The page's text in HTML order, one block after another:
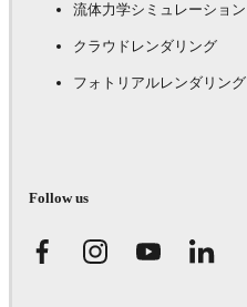
流体力学シミュレーション
クラウドレンダリング
フォトリアルレンダリング
Follow us